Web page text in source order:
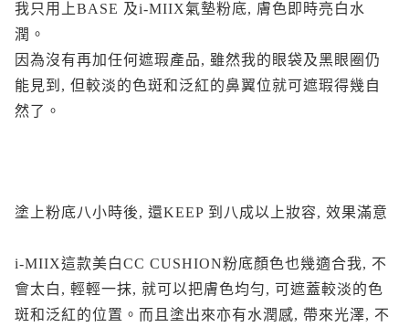
我只用上BASE 及i-MIIX氣墊粉底, 膚色即時亮白水
潤。
因為沒有再加任何遮瑕產品, 雖然我的眼袋及黑眼圈仍
能見到, 但較淡的色斑和泛紅的鼻翼位就可遮瑕得幾自
然了。
塗上粉底八小時後, 還KEEP 到八成以上妝容, 效果滿意
i-MIIX這款美白CC CUSHION粉底顏色也幾適合我, 不
會太白, 輕輕一抹, 就可以把膚色均勻, 可遮蓋較淡的色
斑和泛紅的位置。而且塗出來亦有水潤感, 帶來光澤, 不